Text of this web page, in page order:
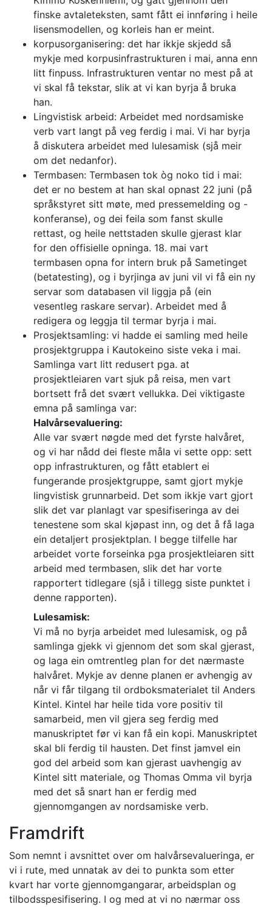
finske avtaleteksten, samt fått ei innføring i heile
lisensmodellen, og korleis han er meint.
korpusorganisering: det har ikkje skjedd så
mykje med korpusinfrastrukturen i mai, anna enn
litt finpuss. Infrastrukturen ventar no mest på at
vi skal få tekstar, slik at vi kan byrja å bruka
han.
Lingvistisk arbeid: Arbeidet med nordsamiske
verb vart langt på veg ferdig i mai. Vi har byrja
å diskutera arbeidet med lulesamisk (sjå meir
om det nedanfor).
Termbasen: Termbasen tok òg noko tid i mai:
det er no bestem at han skal opnast 22 juni (på
språkstyret sitt møte, med pressemelding og -
konferanse), og dei feila som fanst skulle
rettast, og heile nettstaden skulle gjerast klar
for den offisielle opninga. 18. mai vart
termbasen opna for intern bruk på Sametinget
(betatesting), og i byrjinga av juni vil vi få ein ny
servar som databasen vil liggja på (ein
vesentleg raskare servar). Arbeidet med å
redigera og leggja til termar byrja i mai.
Prosjektsamling: vi hadde ei samling med heile
prosjektgruppa i Kautokeino siste veka i mai.
Samlinga vart litt redusert pga. at
prosjektleiaren vart sjuk på reisa, men vart
bortsett frå det svært vellukka. Dei viktigaste
emna på samlinga var:
Halvårsevaluering:
Alle var svært nøgde med det fyrste halvåret,
og vi har nådd dei fleste måla vi sette opp: sett
opp infrastrukturen, og fått etablert ei
fungerande prosjektgruppe, samt gjort mykje
lingvistisk grunnarbeid. Det som ikkje vart gjort
slik det var planlagt var spesifiseringa av dei
tenestene som skal kjøpast inn, og det å få laga
ein detaljert prosjektplan. I begge tilfelle har
arbeidet vorte forseinka pga prosjektleiaren sitt
arbeid med termbasen, slik det har vorte
rapportert tidlegare (sjå i tillegg siste punktet i
denne rapporten).
Lulesamisk:
Vi må no byrja arbeidet med lulesamisk, og på
samlinga gjekk vi gjennom det som skal gjerast,
og laga ein omtrentleg plan for det nærmaste
halvåret. Mykje av denne planen er avhengig av
når vi får tilgang til ordboksmaterialet til Anders
Kintel. Kintel har heile tida vore positiv til
samarbeid, men vil gjera seg ferdig med
manuskriptet før vi kan få ein kopi. Manuskriptet
skal bli ferdig til hausten. Det finst jamvel ein
god del arbeid som kan gjerast uavhengig av
Kintel sitt materiale, og Thomas Omma vil byrja
med det så snart han er ferdig med
gjennomgangen av nordsamiske verb.
Framdrift
Som nemnt i avsnittet over om halvårsevalueringa, er
vi i rute, med unnatak av dei to punkta som etter
kvart har vorte gjennomgangarar, arbeidsplan og
tilbodsspesifisering. I og med at vi no nærmar oss